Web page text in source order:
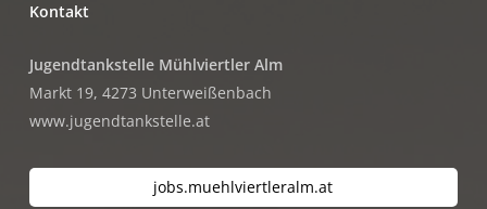
Kontakt
Jugendtankstelle Mühlviertler Alm
Markt 19, 4273 Unterweißenbach
www.jugendtankstelle.at
jobs.muehlviertleralm.at